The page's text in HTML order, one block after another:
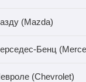
(Mazda)
Бенц
(Chevrolet)